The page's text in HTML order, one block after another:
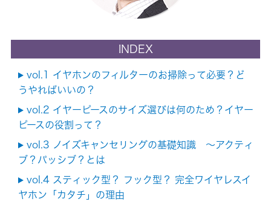
INDEX
vol.1 イヤホンのフィルターのお掃除って必要？ど
うやればいいの？
vol.2 イヤーピースのサイズ選びは何のため？イヤー
ピースの役割って？
vol.3 ノイズキャンセリングの基礎知識 ～アクティ
ブ？パッシブ？とは
vol.4 スティック型？ フック型？ 完全ワイヤレスイ
ヤホン「カタチ」の理由